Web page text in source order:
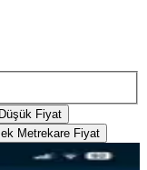
Düşük Fiyat
Metrekare Fiyat